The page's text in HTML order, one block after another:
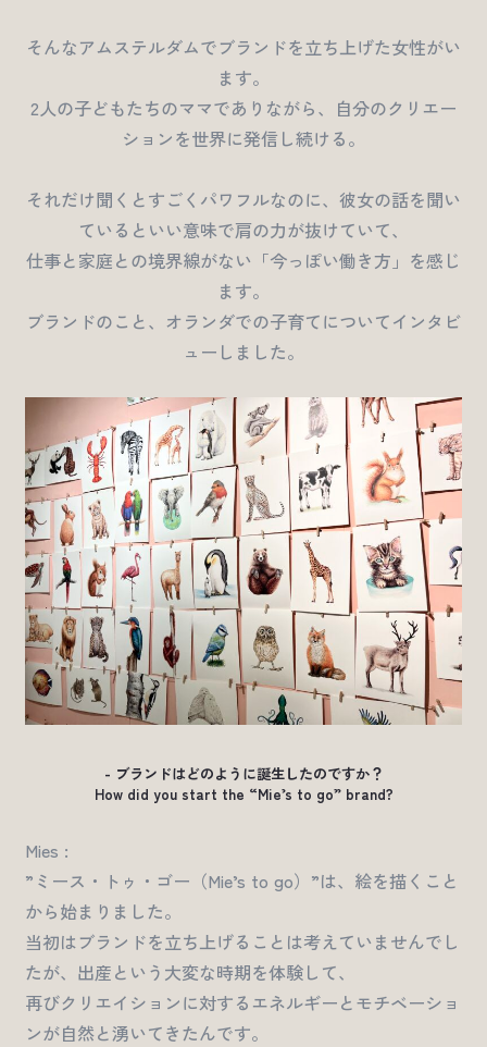
そんなアムステルダムでブランドを立ち上げた女性がい
ます。
2人の子どもたちのママでありながら、自分のクリエー
ションを世界に発信し続ける。
それだけ聞くとすごくパワフルなのに、彼女の話を聞い
ているといい意味で肩の力が抜けていて、
仕事と家庭との境界線がない「今っぽい働き方」を感じ
ます。
ブランドのこと、オランダでの子育てについてインタビ
ューしました。
- ブランドはどのように誕生したのですか？
How did you start the “Mie’s to go” brand?
Mies :
”ミース・トゥ・ゴー（Mie’s to go）”は、絵を描くこと
から始まりました。
当初はブランドを立ち上げることは考えていませんでし
たが、出産という大変な時期を体験して、
再びクリエイションに対するエネルギーとモチベーショ
ンが自然と湧いてきたんです。